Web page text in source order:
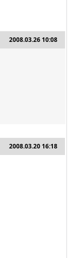
2008.03.26 10:08
2008.03.20 16:18